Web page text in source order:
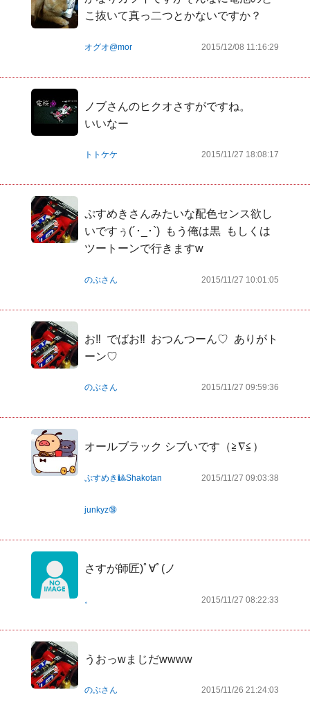
こ抜いて真っ二つとかないですか？
オグオ@mor 2015/12/08 11:16:29
ノブさんのヒクオさすがですね。
いいなー
トトケケ 2015/11/27 18:08:17
ぷすめきさんみたいな配色センス欲し
いですぅ(´･_･`)  もう俺は黒  もしくは
ツートーンで行きますw
のぶさん 2015/11/27 10:01:05
お‼︎  でばお‼︎  おつんつーん♡  ありがト
ーン♡
のぶさん 2015/11/27 09:59:36
オールブラック シブいです（≧∇≦）
ぷすめき🎱Shakotan
junkyz🔞
2015/11/27 09:03:38
さすが師匠)ﾟ∀ﾟ(ノ
。 2015/11/27 08:22:33
うおっwまじだwwww
のぶさん 2015/11/26 21:24:03